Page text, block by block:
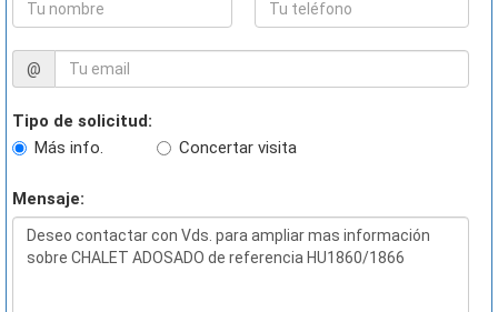
@
Tipo de solicitud:
Más info.
Concertar visita
Mensaje: